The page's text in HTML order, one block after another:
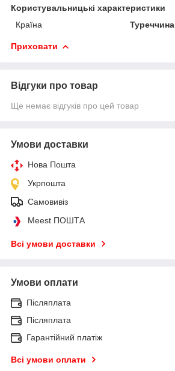
Користувальницькі характеристики
Країна
Туреччина
Приховати
Відгуки про товар
Ще немає відгуків про цей товар
Умови доставки
Нова Пошта
Укрпошта
Самовивіз
Meest ПОШТА
Всі умови доставки
Умови оплати
Післяплата
Післяплата
Гарантійний платіж
Всі умови оплати